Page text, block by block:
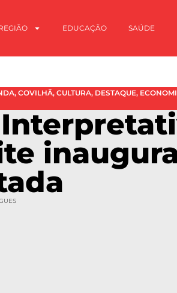
EDUCAÇÃO SAÚDE
, COVILHÃ, CULTURA, DESTAQUE,